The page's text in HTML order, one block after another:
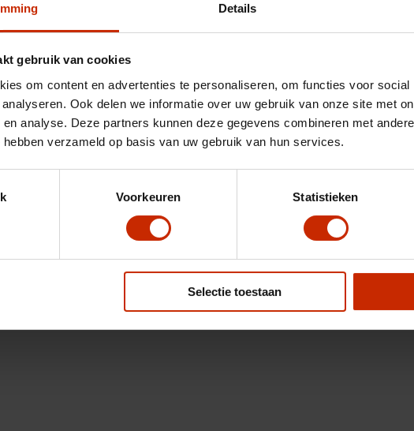
Details
gebruik van cookies
om content en advertenties te personaliseren, om functies voor
Ook delen we informatie over uw gebruik van onze site met
en analyse. Deze partners kunnen deze gegevens combineren met
verzameld op basis van uw gebruik van hun services.
Voorkeuren Statistieken
Selectie toestaan